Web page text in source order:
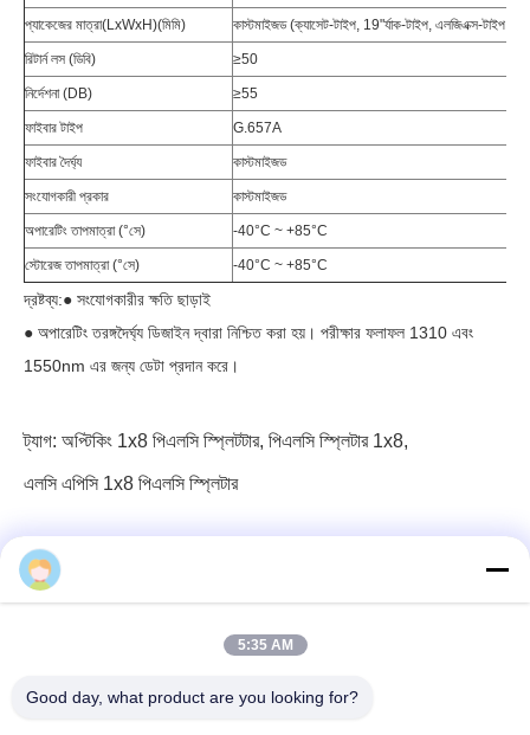
প্যাকেজের মাত্রা(LxWxH)(মিমি) কাস্টমাইজড (ক্যাসেট-টাইপ, 19"র্যাক-টাইপ, এলজিএক্স-টাইপ...)
রিটার্ন লস (ডিবি) ≥50
নির্দেশনা (dB) ≥55
ফাইবার টাইপ G.657A
ফাইবার দৈর্ঘ্য কাস্টমাইজড
সংযোগকারী প্রকার কাস্টমাইজড
অপারেটিং তাপমাত্রা (°সে) -40°C ~ +85°C
স্টোরেজ তাপমাত্রা (°সে) -40°C ~ +85°C
দ্রষ্টব্য:● সংযোগকারীর ক্ষতি ছাড়াই
● অপারেটিং তরঙ্গদৈর্ঘ্য ডিজাইন দ্বারা নিশ্চিত করা হয়। পরীক্ষার ফলাফল 1310 এবং
1550nm এর জন্য ডেটা প্রদান করে।
ট্যাগ: অপ্টিকিং 1x8 পিএলসি স্প্লিটটার, পিএলসি স্প্লিটার 1x8,
এলসি এপিসি 1x8 পিএলসি স্প্লিটার
৩ এফ, ব্লক ৭, জিএস পার্ক, উহো ব্লাভ, গুয়ানলান লংহুয়া, শেনজেন চীন
ই-মেইল: fanny@opticking.com
5:35 AM
Good day, what product are you looking for?